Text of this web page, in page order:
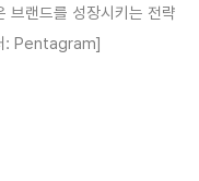
브랜드를 성장시키는 전략
: Pentagram]